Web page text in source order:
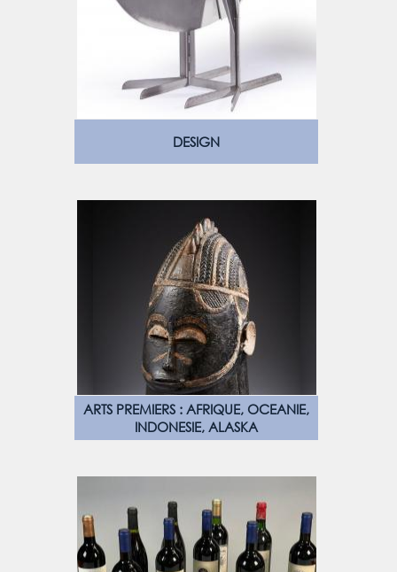
DESIGN
ARTS PREMIERS : AFRIQUE, OCEANIE,
INDONESIE, ALASKA